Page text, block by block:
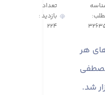
تعداد
بازدید :
224
هر
شد.